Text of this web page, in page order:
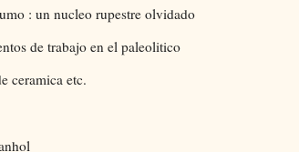
: un nucleo rupestre olvidado
de trabajo en el paleolitico
ceramica etc.